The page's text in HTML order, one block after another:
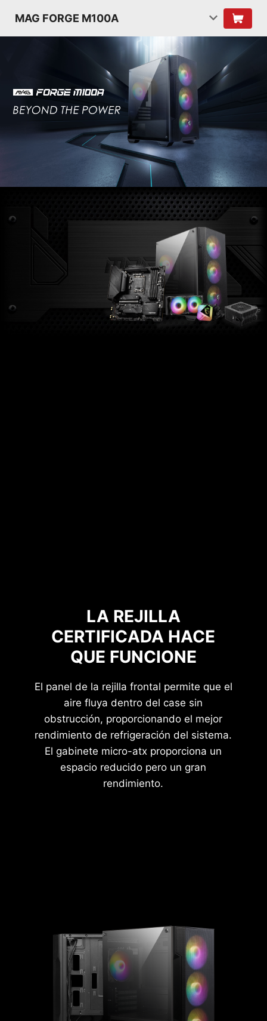
MAG FORGE M100A
LA REJILLA
CERTIFICADA HACE
QUE FUNCIONE
El panel de la rejilla frontal permite que el
aire fluya dentro del case sin
obstrucción, proporcionando el mejor
rendimiento de refrigeración del sistema.
El gabinete micro-atx proporciona un
espacio reducido pero un gran
rendimiento.